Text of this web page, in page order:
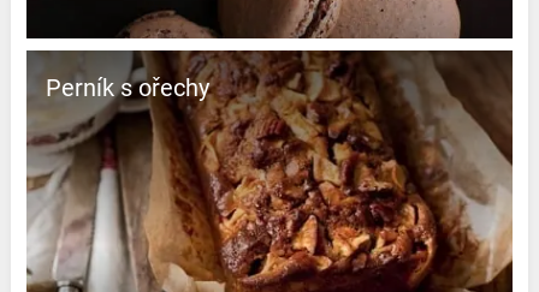
Perník s ořechy